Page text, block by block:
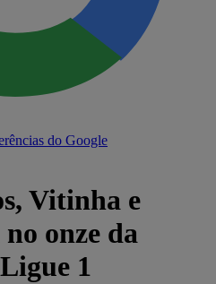
do Google
Vitinha e
onze da
1